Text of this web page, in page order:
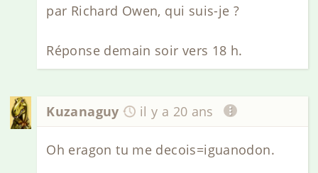
par Richard Owen, qui suis-je ?
Réponse demain soir vers 18 h.
Kuzanaguy il y a 20 ans
Oh eragon tu me decois=iguanodon.